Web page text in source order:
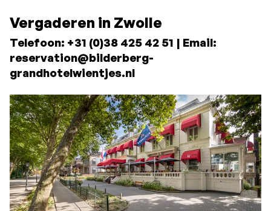
Vergaderen in Zwolle
Telefoon: +31 (0)38 425 42 51 | Email:
reservation@bilderberg-
grandhotelwientjes.nl